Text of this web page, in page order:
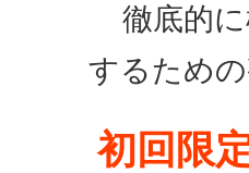
徹底的
するため
初回限